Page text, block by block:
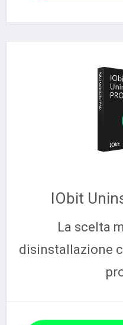
IObit
La scelta
disinstallazione